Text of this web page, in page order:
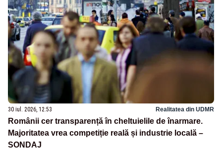
30 iul. 2026, 12:53 Realitatea din UDMR
Românii cer transparență în cheltuielile de înarmare.
Majoritatea vrea competiție reală și industrie locală –
SONDAJ